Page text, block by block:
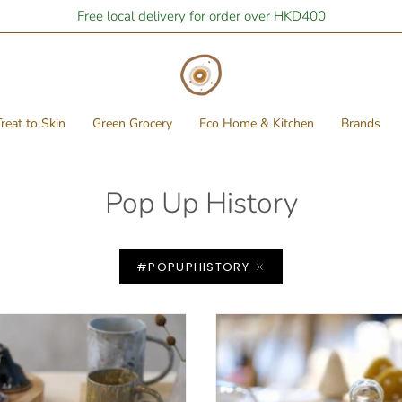
Free local delivery for order over HKD400
to Skin Green Grocery Eco Home & Kitchen Brands
Pop Up History
#POPUPHISTORY